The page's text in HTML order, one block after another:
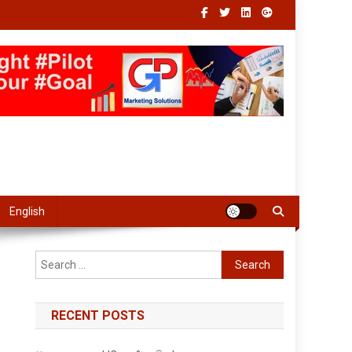
English
Search
for:
RECENT POSTS